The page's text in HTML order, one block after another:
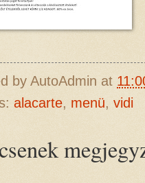
by AutoAdmin at
alacarte, menü, vidi